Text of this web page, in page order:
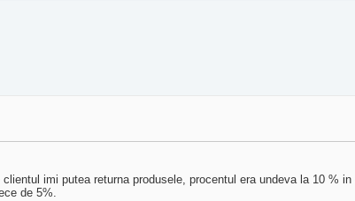
imi putea returna produsele, procentul era undeva la 10 %
de 5%.